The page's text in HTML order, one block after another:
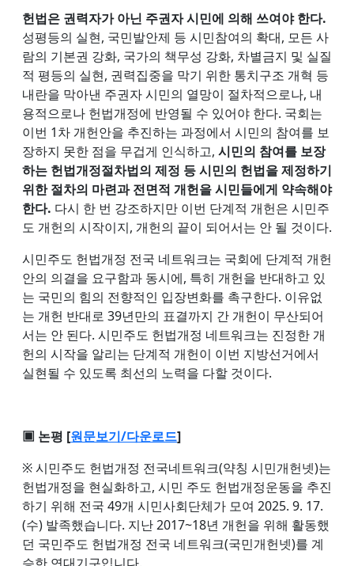
헌법은 권력자가 아닌 주권자 시민에 의해 쓰여야 한다.
성평등의 실현, 국민발안제 등 시민참여의 확대, 모든 사
람의 기본권 강화, 국가의 책무성 강화, 차별금지 및 실질
적 평등의 실현, 권력집중을 막기 위한 통치구조 개혁 등
내란을 막아낸 주권자 시민의 열망이 절차적으로나, 내
용적으로나 헌법개정에 반영될 수 있어야 한다. 국회는
이번 1차 개헌안을 추진하는 과정에서 시민의 참여를 보
장하지 못한 점을 무겁게 인식하고, 시민의 참여를 보장
하는 헌법개정절차법의 제정 등 시민의 헌법을 제정하기
위한 절차의 마련과 전면적 개헌을 시민들에게 약속해야
한다. 다시 한 번 강조하지만 이번 단계적 개헌은 시민주
도 개헌의 시작이지, 개헌의 끝이 되어서는 안 될 것이다.
시민주도 헌법개정 전국 네트워크는 국회에 단계적 개헌
안의 의결을 요구함과 동시에, 특히 개헌을 반대하고 있
는 국민의 힘의 전향적인 입장변화를 촉구한다. 이유없
는 개헌 반대로 39년만의 표결까지 간 개헌이 무산되어
서는 안 된다. 시민주도 헌법개정 네트워크는 진정한 개
헌의 시작을 알리는 단계적 개헌이 이번 지방선거에서
실현될 수 있도록 최선의 노력을 다할 것이다.
▣ 논평 [원문보기/다운로드]
※ 시민주도 헌법개정 전국네트워크(약칭 시민개헌넷)는
헌법개정을 현실화하고, 시민 주도 헌법개정운동을 추진
하기 위해 전국 49개 시민사회단체가 모여 2025. 9. 17.
(수) 발족했습니다. 지난 2017~18년 개헌을 위해 활동했
던 국민주도 헌법개정 전국 네트워크(국민개헌넷)를 계